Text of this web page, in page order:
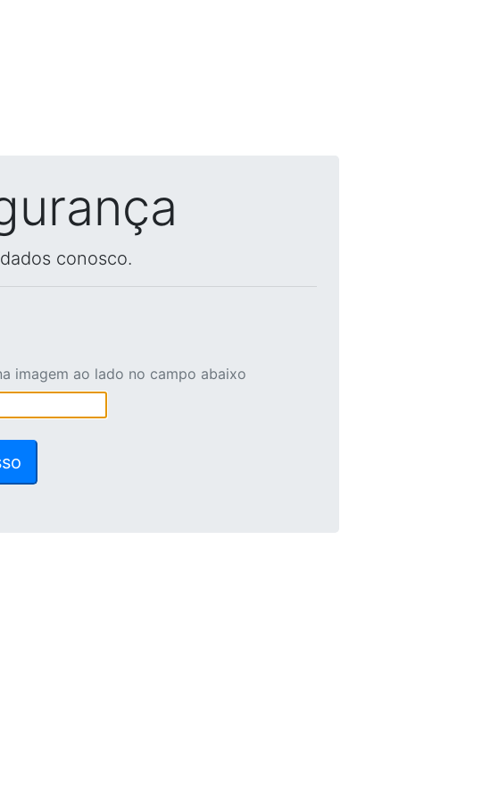
conosco.
imagem ao lado no campo abaixo